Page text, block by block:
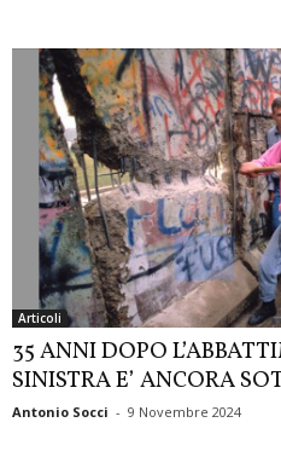
Articoli
35 ANNI DOPO
SINISTRA E’ ANCORA
Antonio Socci - 9 Novembre 2024